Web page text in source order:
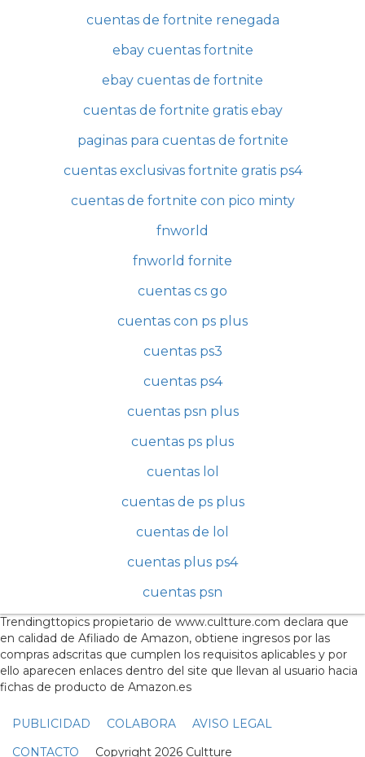
cuentas de fortnite renegada
ebay cuentas fortnite
ebay cuentas de fortnite
cuentas de fortnite gratis ebay
paginas para cuentas de fortnite
cuentas exclusivas fortnite gratis ps4
cuentas de fortnite con pico minty
fnworld
fnworld fornite
cuentas cs go
cuentas con ps plus
cuentas ps3
cuentas ps4
cuentas psn plus
cuentas ps plus
cuentas lol
cuentas de ps plus
cuentas de lol
cuentas plus ps4
cuentas psn
Trendingttopics propietario de www.cultture.com declara que
en calidad de Afiliado de Amazon, obtiene ingresos por las
compras adscritas que cumplen los requisitos aplicables y por
ello aparecen enlaces dentro del site que llevan al usuario hacia
fichas de producto de Amazon.es
PUBLICIDAD COLABORA
AVISO LEGAL
CONTACTO Copyright 2026 Cultture